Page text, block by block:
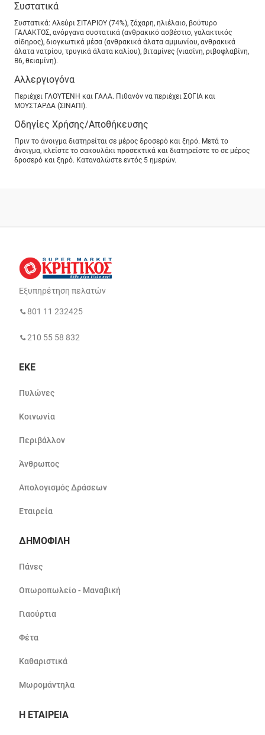
Συστατικά
Συστατικά: Αλεύρι ΣΙΤΑΡΙΟΥ (74%), ζάχαρη, ηλιέλαιο, βούτυρο
ΓΑΛΑΚΤΟΣ, ανόργανα συστατικά (ανθρακικό ασβέστιο, γαλακτικός
σίδηρος), διογκωτικά μέσα (ανθρακικά άλατα αμμωνίου, ανθρακικά
άλατα νατρίου, τρυγικά άλατα καλίου), βιταμίνες (νιασίνη, ριβοφλαβίνη,
Β6, θειαμίνη).
Αλλεργιογόνα
Περιέχει ΓΛΟΥΤΕΝΗ και ΓΑΛΑ. Πιθανόν να περιέχει ΣΟΓΙΑ και
ΜΟΥΣΤΑΡΔΑ (ΣΙΝΑΠΙ).
Οδηγίες Χρήσης/Αποθήκευσης
Πριν το άνοιγμα διατηρείται σε μέρος δροσερό και ξηρό. Μετά το
άνοιγμα, κλείστε το σακουλάκι προσεκτικά και διατηρείστε το σε μέρος
δροσερό και ξηρό. Καταναλώστε εντός 5 ημερών.
Εξυπηρέτηση πελατών
801 11 232425
210 55 58 832
ΕΚΕ
Πυλώνες
Κοινωνία
Περιβάλλον
Άνθρωπος
Απολογισμός Δράσεων
Εταιρεία
ΔΗΜΟΦΙΛΗ
Πάνες
Οπωροπωλείο - Μαναβική
Γιαούρτια
Φέτα
Καθαριστικά
Μωρομάντηλα
Η ΕΤΑΙΡΕΙΑ